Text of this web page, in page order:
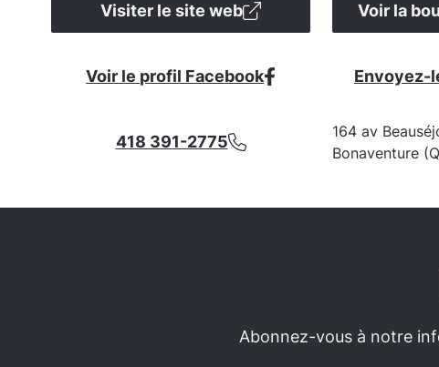
Visiter le site web Voir la
Voir le profil Facebook Envoyez-
418 391-2775
164 av
Bonaventure
Abonnez-vous à notre